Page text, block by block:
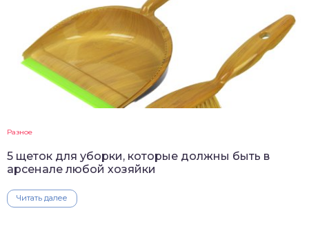
Разное
5 щеток для уборки, которые должны быть в
арсенале любой хозяйки
Читать далее